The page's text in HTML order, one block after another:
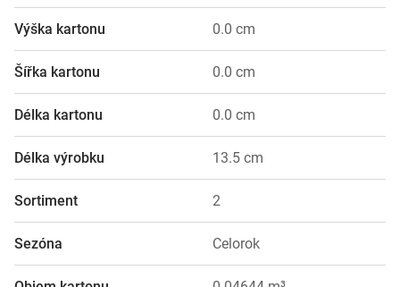
Výška kartonu 0.0 cm
Šířka kartonu 0.0 cm
Délka kartonu 0.0 cm
Délka výrobku 13.5 cm
Sortiment 2
Sezóna Celorok